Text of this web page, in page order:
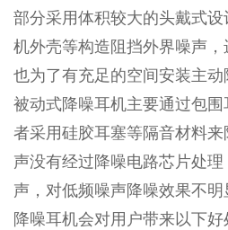
部分采用体积较大的头戴式
机外壳等构造阻挡外界噪声
也为了有充足的空间安装主动
被动式降噪耳机主要通过包
者采用硅胶耳塞等隔音材料
声没有经过降噪电路芯片处
声，对低频噪声降噪效果不明
降噪耳机会对用户带来以下好